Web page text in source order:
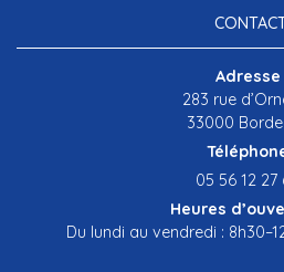
Adresse
283 rue
33000
05 56 12 27
Heures
Du lundi au vendredi :